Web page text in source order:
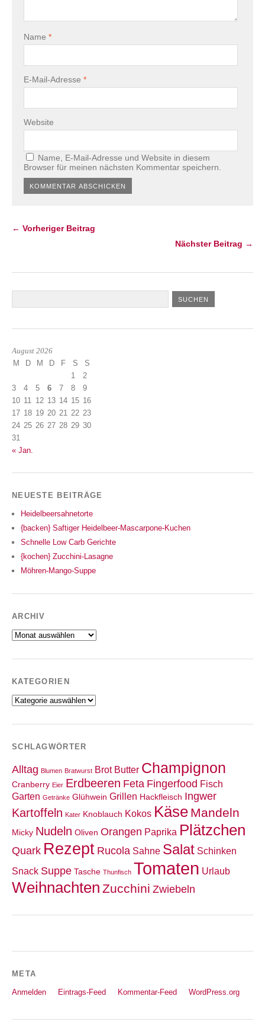
Name *
E-Mail-Adresse *
Website
Name, E-Mail-Adresse und Website in diesem
Browser für meinen nächsten Kommentar speichern.
← Vorheriger Beitrag
Nächster Beitrag →
August 2026
M D M D F S
S
1
2
3
4 5 6 7 8
9
10 11 12 13 14 15 16
17 18 19 20 21 22 23
24 25 26 27 28 29 30
31
« Jan.
NEUESTE BEITRÄGE
Heidelbeersahnetorte
{backen} Saftiger Heidelbeer-Mascarpone-Kuchen
Schnelle Low Carb Gerichte
{kochen} Zucchini-Lasagne
Möhren-Mango-Suppe
ARCHIV
Archiv
KATEGORIEN
Kategorien
SCHLAGWÖRTER
Alltag Blumen Bratwurst Brot Butter Champignon
Cranberry Eier Erdbeeren Feta Fingerfood Fisch
Garten Getränke Glühwein Grillen Hackfleisch Ingwer
Kartoffeln Kater Knoblauch Kokos Käse Mandeln
Micky Nudeln Oliven Orangen Paprika Plätzchen
Quark Rezept Rucola Sahne Salat Schinken
Snack Suppe Tasche Thunfisch Tomaten Urlaub
Weihnachten Zucchini Zwiebeln
META
Anmelden Eintrags-Feed Kommentar-Feed WordPress.org